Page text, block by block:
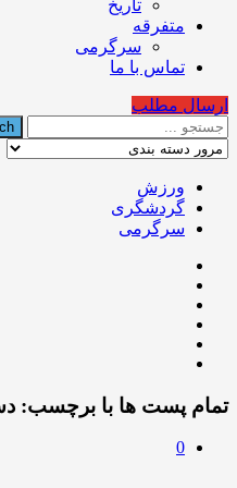
تاریخ
متفرقه
سرگرمی
تماس با ما
ارسال مطلب
ورزش
گردشگری
سرگرمی
تمام پست ها با برچسب:
0